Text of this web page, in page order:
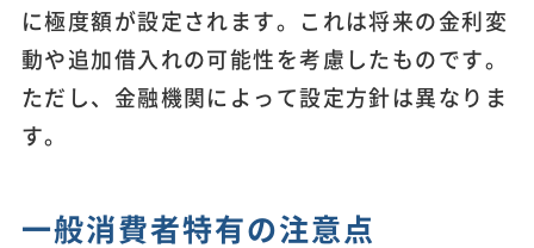
に極度額が設定されます。これは将来の金利変
動や追加借入れの可能性を考慮したものです。
ただし、金融機関によって設定方針は異なりま
す。
一般消費者特有の注意点